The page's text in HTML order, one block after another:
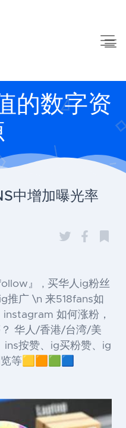
的数字资
中增加曝光率
』 , 买华人ig粉丝
推广 \n 来518fans如
如何涨粉，
华人/香港/台湾/美
ins按赞、ig买粉赞、ig
等🟨🟧🟩🟦